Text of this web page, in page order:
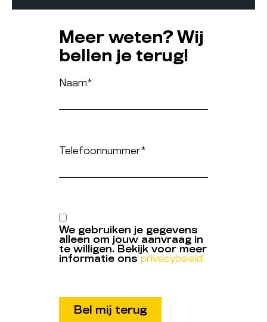
Meer weten? Wij
bellen je terug!
Naam*
Telefoonnummer*
We gebruiken je gegevens
alleen om jouw aanvraag in
te willigen. Bekijk voor meer
informatie ons privacybeleid